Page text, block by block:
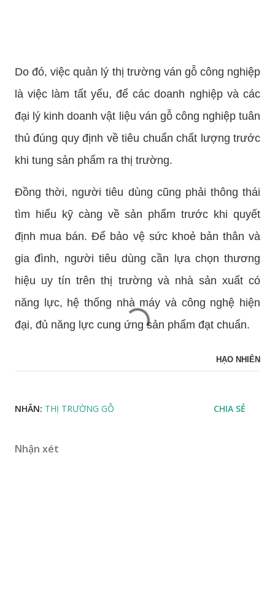
Do đó, việc quản lý thị trường ván gỗ công nghiệp
là việc làm tất yếu, để các doanh nghiệp và các
đại lý kinh doanh vật liệu ván gỗ công nghiệp tuân
thủ đúng quy định về tiêu chuẩn chất lượng trước
khi tung sản phẩm ra thị trường.
Đồng thời, người tiêu dùng cũng phải thông thái
tìm hiểu kỹ càng về sản phẩm trước khi quyết
định mua bán. Để bảo vệ sức khoẻ bản thân và
gia đình, người tiêu dùng cần lựa chọn thương
hiệu uy tín trên thị trường và nhà sản xuất có
năng lực, hệ thống nhà máy và công nghệ hiện
đại, đủ năng lực cung ứng sản phẩm đạt chuẩn.
HẠO NHIÊN
NHÃN: THỊ TRƯỜNG GỖ CHIA SẺ
Nhận xét